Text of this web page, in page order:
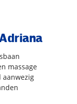
massage
aanwezig